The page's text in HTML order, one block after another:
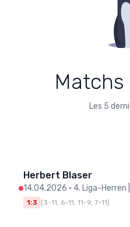
Matchs
Les 5
Herbert Blaser
14.04.2026 • 4. Liga-Herren |
1:3 (3-11, 6-11, 11-9, 7-11)